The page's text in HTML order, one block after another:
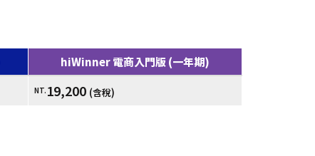
hiWinner 電商入門版 (一年期)
NT. 19,200 (含稅)